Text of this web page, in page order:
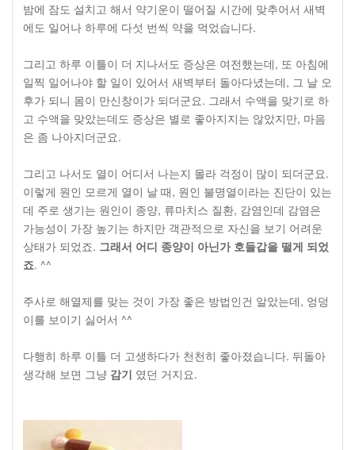
밤에 잠도 설치고 해서 약기운이 떨어질 시간에 맞추어서 새벽
에도 일어나 하루에 다섯 번씩 약을 먹었습니다.
그리고 하루 이틀이 더 지나서도 증상은 여전했는데, 또 아침에
일찍 일어나야 할 일이 있어서 새벽부터 돌아다녔는데, 그 날 오
후가 되니 몸이 만신창이가 되더군요. 그래서 수액을 맞기로 하
고 수액을 맞았는데도 증상은 별로 좋아지지는 않았지만, 마음
은 좀 나아지더군요.
그리고 나서도 열이 어디서 나는지 몰라 걱정이 많이 되더군요.
이렇게 원인 모르게 열이 날 때, 원인 불명열이라는 진단이 있는
데 주로 생기는 원인이 종양, 류마치스 질환, 감염인데 감염은
가능성이 가장 높기는 하지만 객관적으로 자신을 보기 어려운
상태가 되었죠. 그래서 어디 종양이 아닌가 호들갑을 떨게 되었
죠. ^^
주사로 해열제를 맞는 것이 가장 좋은 방법인건 알았는데, 엉덩
이를 보이기 싫어서 ^^
다행히 하루 이틀 더 고생하다가 천천히 좋아졌습니다. 뒤돌아
생각해 보면 그냥 감기 였던 거지요.